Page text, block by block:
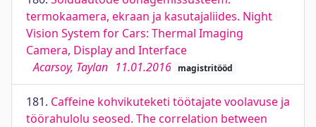
termokaamera, ekraan ja kasutajaliides. Night
Vision System for Cars: Thermal Imaging
Camera, Display and Interface
Acarsoy, Taylan 11.01.2016 magistritööd
181. Caffeine kohvikuteketi töötajate voolavuse ja
töörahulolu seosed. The correlation between